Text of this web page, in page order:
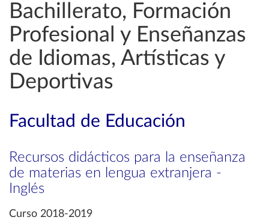
Bachillerato, Formación
Profesional y Enseñanzas
de Idiomas, Artísticas y
Deportivas
Facultad de Educación
Recursos didácticos para la enseñanza
de materias en lengua extranjera -
Inglés
Curso 2018-2019